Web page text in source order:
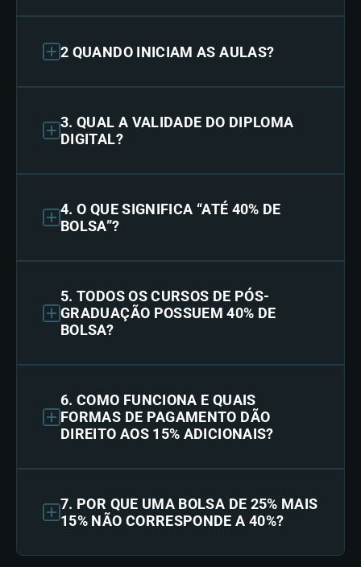
2 QUANDO INICIAM AS AULAS?
3. QUAL A VALIDADE DO DIPLOMA
DIGITAL?
4. O QUE SIGNIFICA “ATÉ 40% DE
BOLSA”?
5. TODOS OS CURSOS DE PÓS-
GRADUAÇÃO POSSUEM 40% DE
BOLSA?
6. COMO FUNCIONA E QUAIS
FORMAS DE PAGAMENTO DÃO
DIREITO AOS 15% ADICIONAIS?
7. POR QUE UMA BOLSA DE 25% MAIS
15% NÃO CORRESPONDE A 40%?